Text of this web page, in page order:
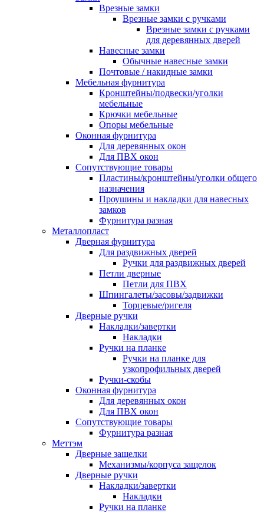
Врезные замки
Врезные замки с ручками
Врезные замки с ручками
для деревянных дверей
Навесные замки
Обычные навесные замки
Почтовые / накидные замки
Мебельная фурнитура
Кронштейны/подвески/уголки
мебельные
Крючки мебельные
Опоры мебельные
Оконная фурнитура
Для деревянных окон
Для ПВХ окон
Сопутствующие товары
Пластины/кронштейны/уголки общего
назначения
Проушины и накладки для навесных
замков
Фурнитура разная
Металлопласт
Дверная фурнитура
Для раздвижных дверей
Ручки для раздвижных дверей
Петли дверные
Петли для ПВХ
Шпингалеты/засовы/задвижки
Торцевые/ригеля
Дверные ручки
Накладки/завертки
Накладки
Ручки на планке
Ручки на планке для
узкопрофильных дверей
Ручки-скобы
Оконная фурнитура
Для деревянных окон
Для ПВХ окон
Сопутствующие товары
Фурнитура разная
Меттэм
Дверные защелки
Механизмы/корпуса защелок
Дверные ручки
Накладки/завертки
Накладки
Ручки на планке